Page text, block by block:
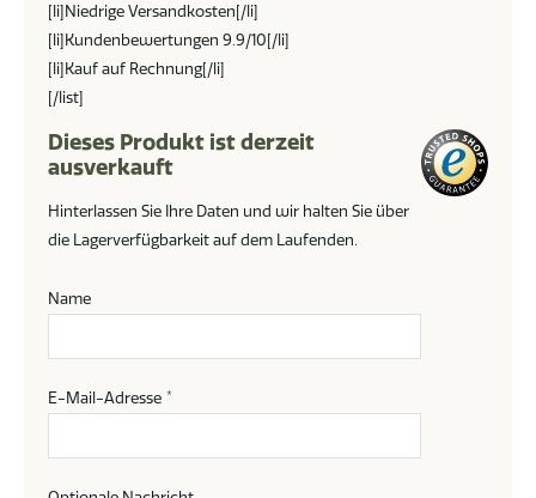
[li]Niedrige Versandkosten[/li]
[li]Kundenbewertungen 9.9/10[/li]
[li]Kauf auf Rechnung[/li]
[/list]
Dieses Produkt ist derzeit
ausverkauft
Hinterlassen Sie Ihre Daten und wir halten Sie über
die Lagerverfügbarkeit auf dem Laufenden.
Name
E-Mail-Adresse *